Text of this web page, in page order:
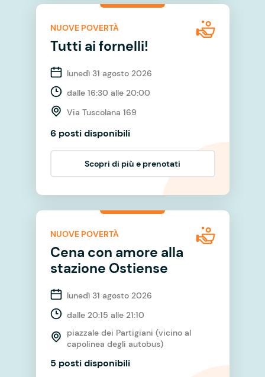
NUOVE POVERTÀ
Tutti ai fornelli!
lunedì 31 agosto 2026
dalle 16:30 alle 20:00
Via Tuscolana 169
6 posti disponibili
Scopri di più e prenotati
NUOVE POVERTÀ
Cena con amore alla
stazione Ostiense
lunedì 31 agosto 2026
dalle 20:15 alle 21:10
piazzale dei Partigiani (vicino al
capolinea degli autobus)
5 posti disponibili